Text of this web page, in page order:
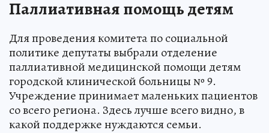
Паллиативная помощь детям
Для проведения комитета по социальной
политике депутаты выбрали отделение
паллиативной медицинской помощи детям
городской клинической больницы № 9.
Учреждение принимает маленьких пациентов
со всего региона. Здесь лучше всего видно, в
какой поддержке нуждаются семьи.